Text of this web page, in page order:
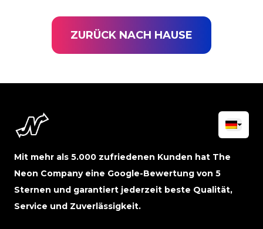
ZURÜCK NACH HAUSE
Mit mehr als 5.000 zufriedenen Kunden hat The
Neon Company eine Google-Bewertung von 5
Sternen und garantiert jederzeit beste Qualität,
Service und Zuverlässigkeit.